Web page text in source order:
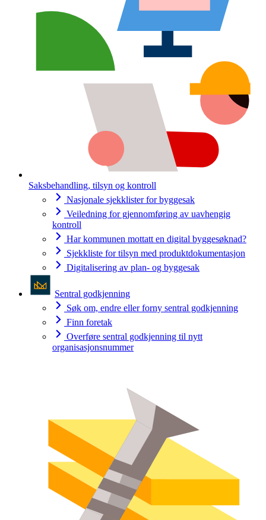
Saksbehandling, tilsyn og kontroll
Nasjonale sjekklister for byggesak
Veiledning for gjennomføring av uavhengig
kontroll
Har kommunen mottatt en digital byggesøknad?
Sjekkliste for tilsyn med produktdokumentasjon
Digitalisering av plan- og byggesak
Sentral godkjenning
Søk om, endre eller forny sentral godkjenning
Finn foretak
Overføre sentral godkjenning til nytt
organisasjonsnummer